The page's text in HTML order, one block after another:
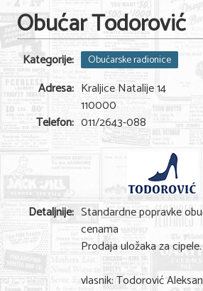
POČETNA
Posao
Nega lica i tela
Shopping
Sve za venčanje
Sve za decu
Gastronomija
Kuća i bašta
Zdravlje i medicina
Obućar Todorović
Kategorije: Obućarske radionice
Adresa: Kraljice Natalije 14
110000
Telefon: 011/2643-088
Detaljnije: Standardne popravke
cenama
Prodaja uložaka za cipele.
vlasnik: Todorović